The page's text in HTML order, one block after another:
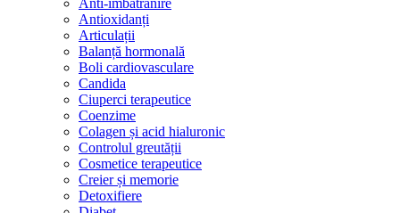
Anti-îmbâtrânire
Antioxidanți
Articulații
Balanță hormonală
Boli cardiovasculare
Candida
Ciuperci terapeutice
Coenzime
Colagen și acid hialuronic
Controlul greutății
Cosmetice terapeutice
Creier și memorie
Detoxifiere